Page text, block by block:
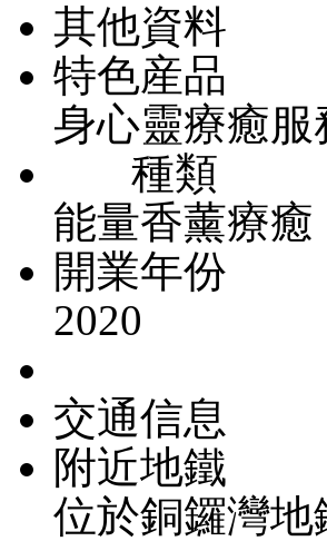
其他資料
特色産品
身心靈療癒服
種類
能量香薰療
開業年份
2020
交通信息
附近地鐵
位於銅鑼灣地